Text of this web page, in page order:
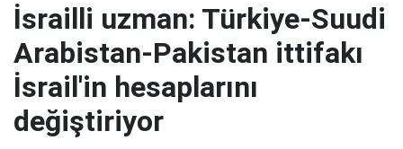
İsrailli uzman: Türkiye-Suudi
Arabistan-Pakistan ittifakı
İsrail'in hesaplarını
değiştiriyor